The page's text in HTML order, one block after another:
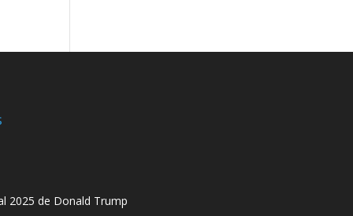
2025 de Donald Trump